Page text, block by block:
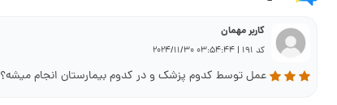
کاربر مهمان
کد 191 | 03:54:44 2024/11/30
عمل توسط کدوم پزشک و در کدوم بیمارستان انجام میشه؟